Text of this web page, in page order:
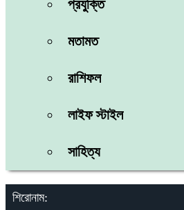
প্রযুক্তি
মতামত
রাশিফল
লাইফ স্টাইল
সাহিত্য
শিরোনাম: